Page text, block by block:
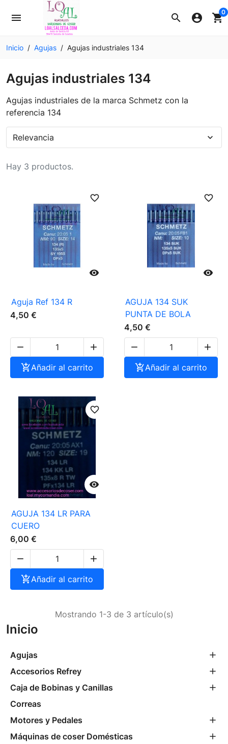
search
menu account_circle shopping_cart0
Inicio Agujas Agujas industriales 134
Inicio
Agujas
Accesorios Refrey
Caja de Bobinas y Canillas
Correas
Motores y Pedales
Máquinas de coser Domésticas
Agujas industriales 134
Agujas industriales de la marca Schmetz con la
referencia 134
Hay 3 productos.
Relevancia expand_more

favorite_border
Aguja Ref 134 R
4,50 €


Añadir al carrito

favorite_border
AGUJA 134 SUK
PUNTA DE BOLA
4,50 €


Añadir al carrito

favorite_border
AGUJA 134 LR PARA
CUERO
6,00 €


Añadir al carrito
Mostrando 1-3 de 3 artículo(s)